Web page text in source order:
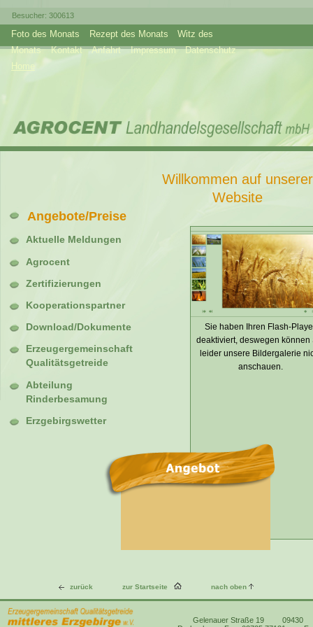
Besucher: 300613
Foto des Monats Rezept des Monats
Witz des
Monats
Kontakt Anfahrt Impressum
Datenschutz
Home
Angebote/Preise
Aktuelle Meldungen
Agrocent
Zertifizierungen
Kooperationspartner
Download/Dokumente
Erzeugergemeinschaft
Qualitätsgetreide
Abteilung
Rinderbesamung
Erzgebirgswetter
Willkommen auf unserer
Website
Sie haben Ihren Flash-
deaktiviert, deswegen können
leider unsere Bildergalerie
anschauen.
zurück zur Startseite nach oben
Gelenauer Straße 19
09430